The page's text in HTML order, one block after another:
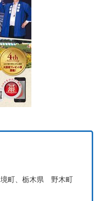
町、栃木県 野木町